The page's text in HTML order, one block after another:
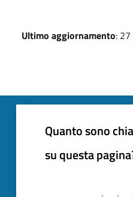
Ultimo aggiornamento:
Quanto sono
su questa